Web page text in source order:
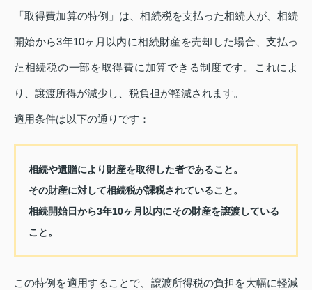
「取得費加算の特例」は、相続税を支払った相続人が、相続
開始から3年10ヶ月以内に相続財産を売却した場合、支払っ
た相続税の一部を取得費に加算できる制度です。これによ
り、譲渡所得が減少し、税負担が軽減されます。
適用条件は以下の通りです：
相続や遺贈により財産を取得した者であること。
その財産に対して相続税が課税されていること。
相続開始日から3年10ヶ月以内にその財産を譲渡している
こと。
この特例を適用することで、譲渡所得税の負担を大幅に軽減